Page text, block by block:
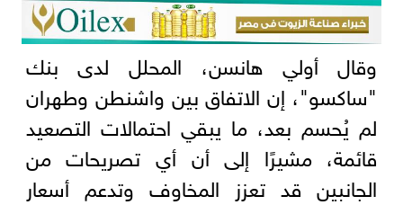
وقال أولي هانسن، المحلل لدى بنك
"ساكسو"، إن الاتفاق بين واشنطن وطهران
لم يُحسم بعد، ما يبقي احتمالات التصعيد
قائمة، مشيرًا إلى أن أي تصريحات من
الجانبين قد تعزز المخاوف وتدعم أسعار